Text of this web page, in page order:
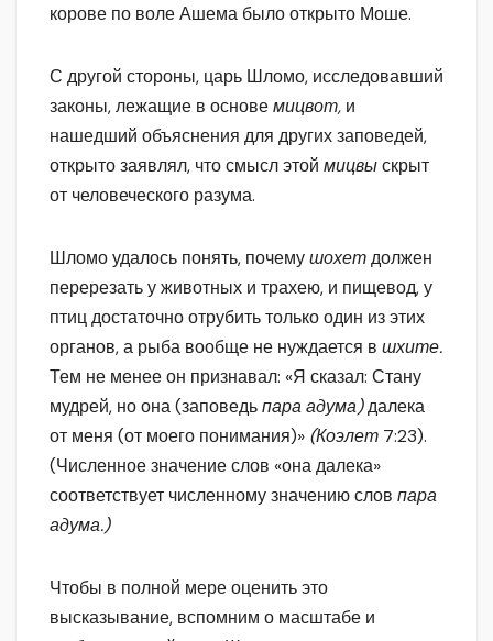
корове по воле Ашема было открыто Моше.
С другой стороны, царь Шломо, исследовавший
законы, лежащие в основемицвот, и
нашедший объяснения для других заповедей,
открыто заявлял, что смысл этой мицвыскрыт
от человеческого разума.
Шломо удалось понять, почемушохетдолжен
перерезать у животных и трахею, и пищевод, у
птиц достаточно отрубить только один из этих
органов, а рыба вообще не нуждается в шхите.
Тем не менее он признавал: «Я сказал: Стану
мудрей, но она (заповедьпара адума)далека
от меня (от моего понимания)» (Коэлет 7:23).
(Численное значение слов «она далека»
соответствует численному значению слов пара
адума.)
Чтобы в полной мере оценить это
высказывание, вспомним о масштабе и